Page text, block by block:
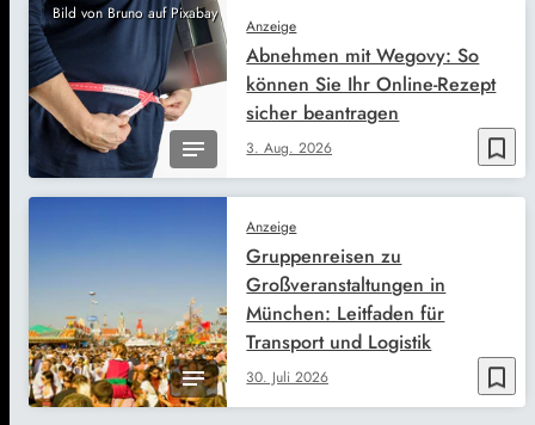
Bild von Bruno auf Pixabay
bookmark_border
Anzeige
3. Aug. 2026
Abnehmen mit Wegovy: So
können Sie Ihr Online-Rezept
sicher beantragen
bookmark_border
Anzeige
30. Juli 2026
Gruppenreisen zu
Großveranstaltungen in
München: Leitfaden für
Transport und Logistik